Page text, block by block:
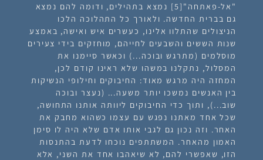
"אל-פאתחה" [5]
נמצא בתהילים, ודומה להם נמצא
גם בברית החדשה. ולאורך כל התהלוכה הלכו
הניצולים שהתלוו אלינו, כעשרים איש ואישה, באמצע
שנות הששים והשבעים לחייהם, מוחזקים בידי צעירים
מוסלמים (מתרגש ובוכה...) וכאשר סיימנו את
המסלול, נתקלנו במשהו שלא ראינו קודם לכן,
המחזה היה מרגש מאוד: החיבוקים וחילופי הנשיקות
בין האנשים נמשכו יותר משעה... (נעצר ובוכה
שוב...), ותוך כדי החיבוקים ליוותה אותנו התחושה,
שכל אחד מאתנו נפגש עם עצמו כשהוא מחבק את
האחר. וזה נכון גם לגבי אותו אדם שלא היה לו סימן
האמון מהאחר. המשתתפים נוכחו לדעת בהתנסות
הזו, שאפשרי להם, לא שיאהבו אחד את השני, אלא